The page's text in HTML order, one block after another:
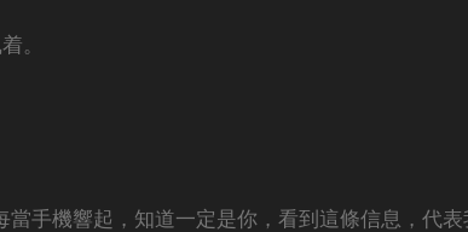
。
手機響起，知道一定是你，看到這條信息，代表